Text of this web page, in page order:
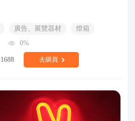
廣告、展覽器材
燈箱
0%
1688 去購買